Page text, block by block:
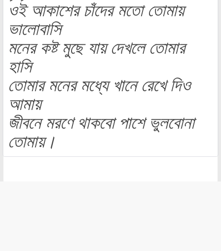
ওই আকাশের চাঁদের মতো তোমায়
ভালোবাসি
মনের কষ্ট মুছে যায় দেখলে তোমার
হাসি
তোমার মনের মধ্যে খানে রেখে দিও
আমায়
জীবনে মরণে থাকবো পাশে ভুলবোনা
তোমায়।